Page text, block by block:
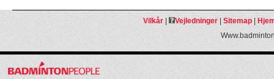
Vilkår| Vejledninger| Sitemap|